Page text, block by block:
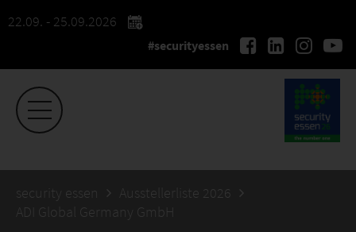
22.09. - 25.09.2026
#securityessen
security essen
Ausstellerliste 2026
ADI Global Germany GmbH